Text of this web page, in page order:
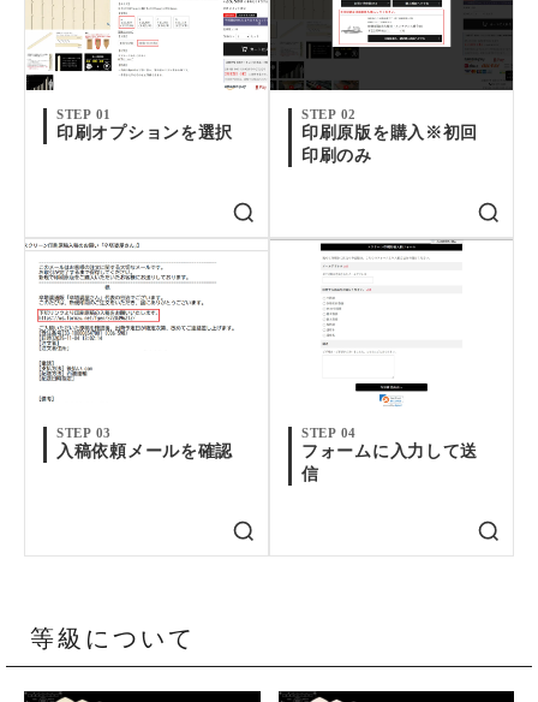
STEP 01
印刷オプションを選択
STEP 02
印刷原版を購入※初回
印刷のみ
STEP 03
入稿依頼メールを確認
STEP 04
フォームに入力して送
信
等級について